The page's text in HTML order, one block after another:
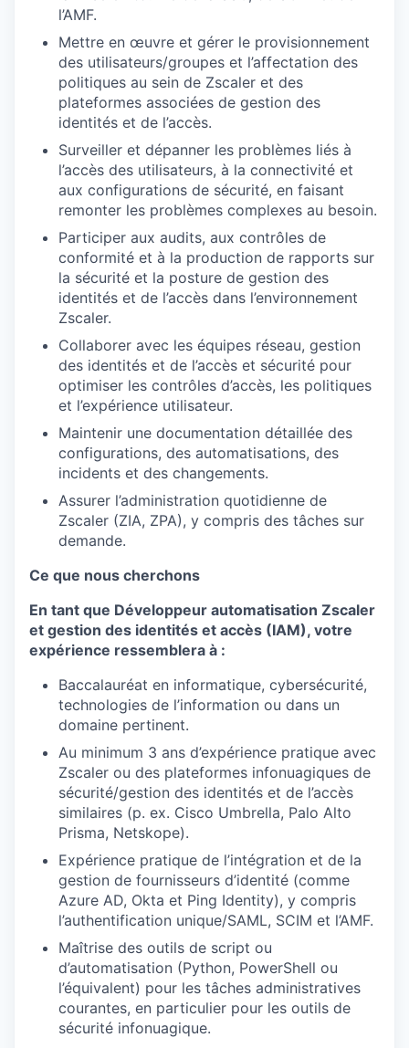
l’AMF.
Mettre en œuvre et gérer le provisionnement
des utilisateurs/groupes et l’affectation des
politiques au sein de Zscaler et des
plateformes associées de gestion des
identités et de l’accès.
Surveiller et dépanner les problèmes liés à
l’accès des utilisateurs, à la connectivité et
aux configurations de sécurité, en faisant
remonter les problèmes complexes au besoin.
Participer aux audits, aux contrôles de
conformité et à la production de rapports sur
la sécurité et la posture de gestion des
identités et de l’accès dans l’environnement
Zscaler.
Collaborer avec les équipes réseau, gestion
des identités et de l’accès et sécurité pour
optimiser les contrôles d’accès, les politiques
et l’expérience utilisateur.
Maintenir une documentation détaillée des
configurations, des automatisations, des
incidents et des changements.
Assurer l’administration quotidienne de
Zscaler (ZIA, ZPA), y compris des tâches sur
demande.
Ce que nous cherchons
En tant que Développeur automatisation Zscaler
et gestion des identités et accès (IAM), votre
expérience ressemblera à :
Baccalauréat en informatique, cybersécurité,
technologies de l’information ou dans un
domaine pertinent.
Au minimum 3 ans d’expérience pratique avec
Zscaler ou des plateformes infonuagiques de
sécurité/gestion des identités et de l’accès
similaires (p. ex. Cisco Umbrella, Palo Alto
Prisma, Netskope).
Expérience pratique de l’intégration et de la
gestion de fournisseurs d’identité (comme
Azure AD, Okta et Ping Identity), y compris
l’authentification unique/SAML, SCIM et l’AMF.
Maîtrise des outils de script ou
d’automatisation (Python, PowerShell ou
l’équivalent) pour les tâches administratives
courantes, en particulier pour les outils de
sécurité infonuagique.